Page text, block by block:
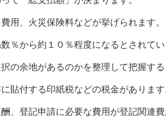
用、火災保険料などが挙げられます。
％から約１０％程度になるとされてい
の余地があるのかを整理して把握する
貼付する印紙税などの税金があります
、登記申請に必要な費用が登記関連